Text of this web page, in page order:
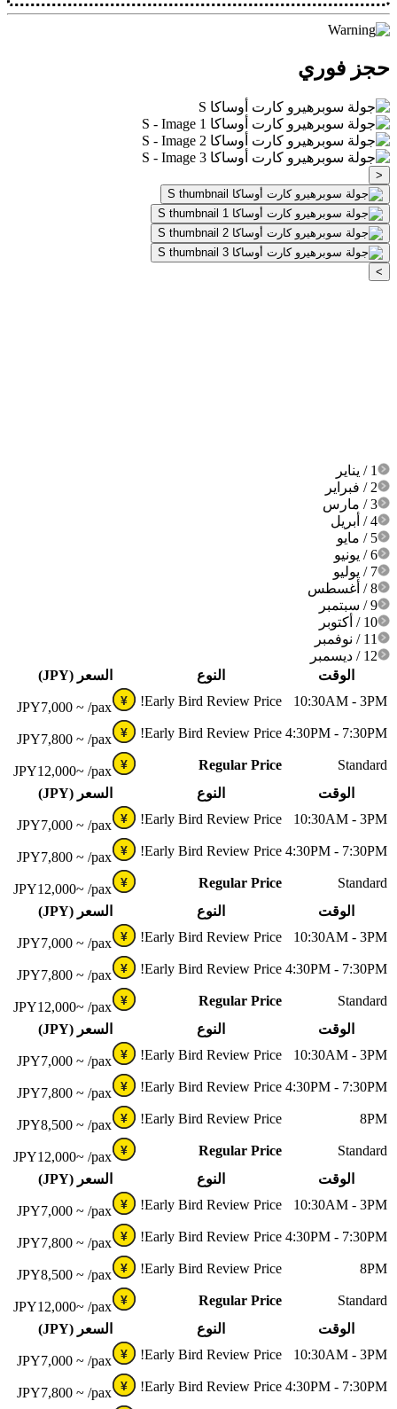
حجز فوري
<
>
1 / يناير
2 / فبراير
3 / مارس
4 / أبريل
5 / مايو
6 / يونيو
7 / يوليو
8 / أغسطس
9 / سبتمبر
10 / أكتوبر
11 / نوفمبر
12 / ديسمبر
الوقت
النوع
السعر (JPY)
10:30AM - 3PM
Early Bird Review Price!
¥
JPY7,000 ~ /pax
4:30PM - 7:30PM
Early Bird Review Price!
¥
JPY7,800 ~ /pax
Standard
Regular Price
¥
JPY12,000~ /pax
الوقت
النوع
السعر (JPY)
10:30AM - 3PM
Early Bird Review Price!
¥
JPY7,000 ~ /pax
4:30PM - 7:30PM
Early Bird Review Price!
¥
JPY7,800 ~ /pax
Standard
Regular Price
¥
JPY12,000~ /pax
الوقت
النوع
السعر (JPY)
10:30AM - 3PM
Early Bird Review Price!
¥
JPY7,000 ~ /pax
4:30PM - 7:30PM
Early Bird Review Price!
¥
JPY7,800 ~ /pax
Standard
Regular Price
¥
JPY12,000~ /pax
الوقت
النوع
السعر (JPY)
10:30AM - 3PM
Early Bird Review Price!
¥
JPY7,000 ~ /pax
4:30PM - 7:30PM
Early Bird Review Price!
¥
JPY7,800 ~ /pax
8PM
Early Bird Review Price!
¥
JPY8,500 ~ /pax
Standard
Regular Price
¥
JPY12,000~ /pax
الوقت
النوع
السعر (JPY)
10:30AM - 3PM
Early Bird Review Price!
¥
JPY7,000 ~ /pax
4:30PM - 7:30PM
Early Bird Review Price!
¥
JPY7,800 ~ /pax
8PM
Early Bird Review Price!
¥
JPY8,500 ~ /pax
Standard
Regular Price
¥
JPY12,000~ /pax
الوقت
النوع
السعر (JPY)
10:30AM - 3PM
Early Bird Review Price!
¥
JPY7,000 ~ /pax
4:30PM - 7:30PM
Early Bird Review Price!
¥
JPY7,800 ~ /pax